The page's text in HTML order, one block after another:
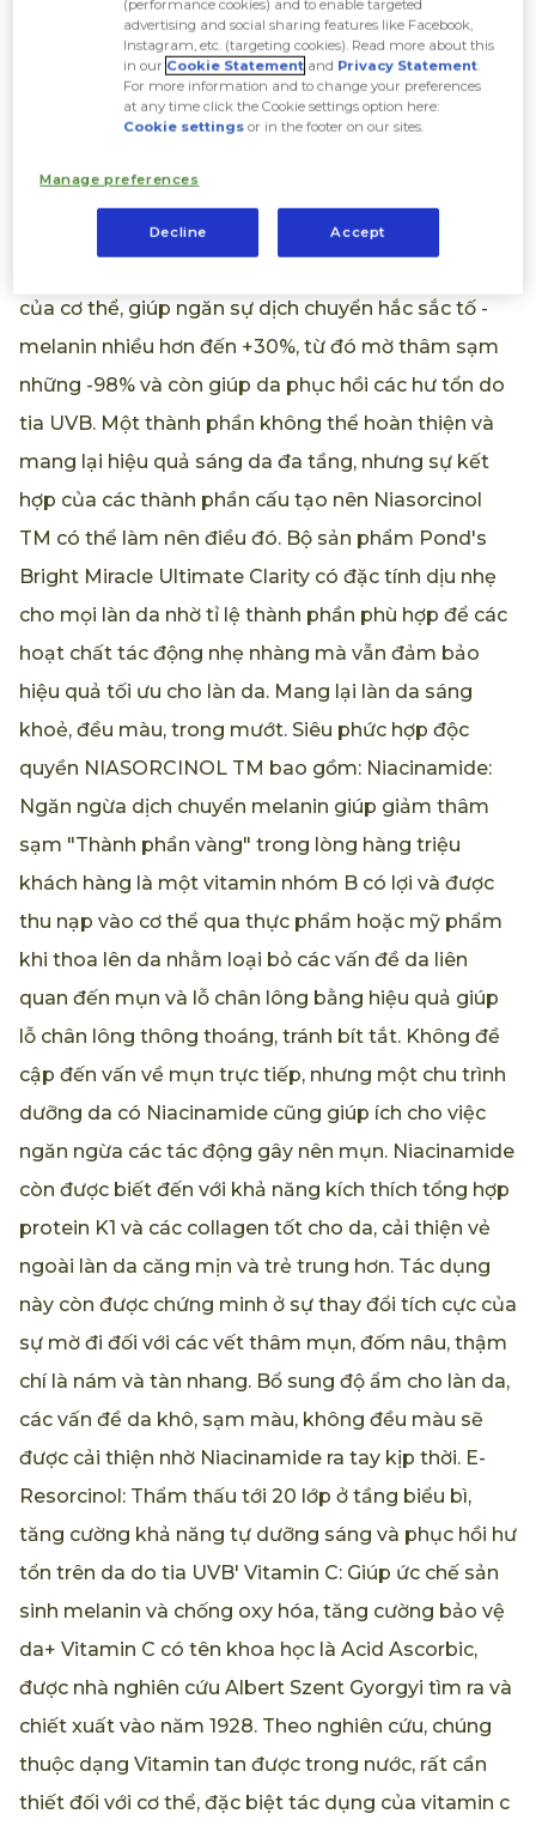
đến những 10% Niacinamide', như một giải pháp tối
thượng cho làn da sáng đều màu, nuôi dưỡng, phục
hồi độ trong trẻo và mịn mướt, sáng khoẻ của làn
thể tăng cường gấp 2x khả năng tự dưỡng sáng
đặc biệt khi dùng vào ban đêm còn thúc đẩy +148%
của cơ thể, giúp ngăn sự dịch chuyển hắc sắc tố -
melanin nhiều hơn đến +30%, từ đó mờ thâm sạm
những -98% và còn giúp da phục hồi các hư tổn do
tia UVB. Một thành phần không thể hoàn thiện và
mang lại hiệu quả sáng da đa tầng, nhưng sự kết
hợp của các thành phần cấu tạo nên Niasorcinol
TM có thể làm nên điều đó. Bộ sản phẩm Pond's
Bright Miracle Ultimate Clarity có đặc tính dịu nhẹ
cho mọi làn da nhờ tỉ lệ thành phần phù hợp để các
hoạt chất tác động nhẹ nhàng mà vẫn đảm bảo
hiệu quả tối ưu cho làn da. Mang lại làn da sáng
khoẻ, đều màu, trong mướt. Siêu phức hợp độc
quyền NIASORCINOL TM bao gồm: Niacinamide:
Ngăn ngừa dịch chuyển melanin giúp giảm thâm
sạm "Thành phần vàng" trong lòng hàng triệu
khách hàng là một vitamin nhóm B có lợi và được
thu nạp vào cơ thể qua thực phẩm hoặc mỹ phẩm
khi thoa lên da nhằm loại bỏ các vấn đề da liên
quan đến mụn và lỗ chân lông bằng hiệu quả giúp
lỗ chân lông thông thoáng, tránh bít tắt. Không đề
cập đến vấn về mụn trực tiếp, nhưng một chu trình
dưỡng da có Niacinamide cũng giúp ích cho việc
ngăn ngừa các tác động gây nên mụn. Niacinamide
còn được biết đến với khả năng kích thích tổng hợp
protein K1 và các collagen tốt cho da, cải thiện vẻ
ngoài làn da căng mịn và trẻ trung hơn. Tác dụng
này còn được chứng minh ở sự thay đổi tích cực của
sự mờ đi đối với các vết thâm mụn, đốm nâu, thậm
chí là nám và tàn nhang. Bổ sung độ ẩm cho làn da,
các vấn đề da khô, sạm màu, không đều màu sẽ
được cải thiện nhờ Niacinamide ra tay kịp thời. E-
Resorcinol: Thẩm thấu tới 20 lớp ở tầng biểu bì,
tăng cường khả năng tự dưỡng sáng và phục hồi hư
tổn trên da do tia UVB' Vitamin C: Giúp ức chế sản
sinh melanin và chống oxy hóa, tăng cường bảo vệ
da+ Vitamin C có tên khoa học là Acid Ascorbic,
được nhà nghiên cứu Albert Szent Gyorgyi tìm ra và
chiết xuất vào năm 1928. Theo nghiên cứu, chúng
thuộc dạng Vitamin tan được trong nước, rất cần
thiết đối với cơ thể, đặc biệt tác dụng của vitamin c
(performance cookies) and to enable targeted
advertising and social sharing features like Facebook,
Instagram, etc. (targeting cookies). Read more about this
in our Cookie Statement and Privacy Statement
For more information and to change your preferences
at any time click the Cookie settings option here:
Cookie settings or in the footer on our sites.
Manage preferences
Decline Accept